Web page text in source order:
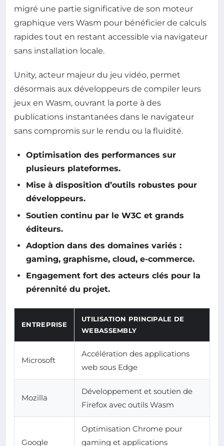
migré une partie significative de son moteur
graphique vers Wasm pour bénéficier de calculs
rapides tout en restant accessible via navigateur
sans installation locale.
Unity, acteur majeur du jeu vidéo, permet
désormais aux développeurs de compiler leurs
jeux en Wasm, ouvrant la porte à des
publications instantanées dans le navigateur
sans compromis sur le rendu ou la fluidité.
Optimisation des performances sur
plusieurs plateformes.
Mise à disposition d’outils robustes pour
développeurs.
Soutien continu par le W3C et grands
éditeurs.
Adoption dans des domaines variés :
gaming, graphisme, cloud, e-commerce.
Engagement fort des acteurs clés pour la
pérennité du projet.
ENTREPRISE
UTILISATION PRINCIPALE DE
WEBASSEMBLY
Microsoft
Accélération des applications
web sous Edge
Mozilla
Développement et soutien de
Firefox avec outils Wasm
Google
Optimisation Chrome pour
gaming et applications